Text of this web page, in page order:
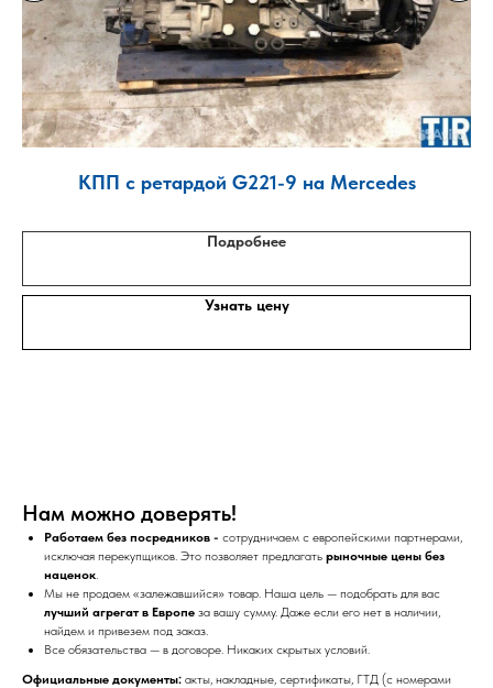
КПП с ретардой G221-9 на Mercedes
Подробнее
Узнать цену
Нам можно доверять!
Работаем без посредников - сотрудничаем с европейскими партнерами,
исключая перекупщиков. Это позволяет предлагать рыночные цены без
наценок.
Мы не продаем «залежавшийся» товар. Наша цель — подобрать для вас
лучший агрегат в Европе за вашу сумму. Даже если его нет в наличии,
найдем и привезем под заказ.
Все обязательства — в договоре. Никаких скрытых условий.
Официальные документы: акты, накладные, сертификаты, ГТД (с номерами